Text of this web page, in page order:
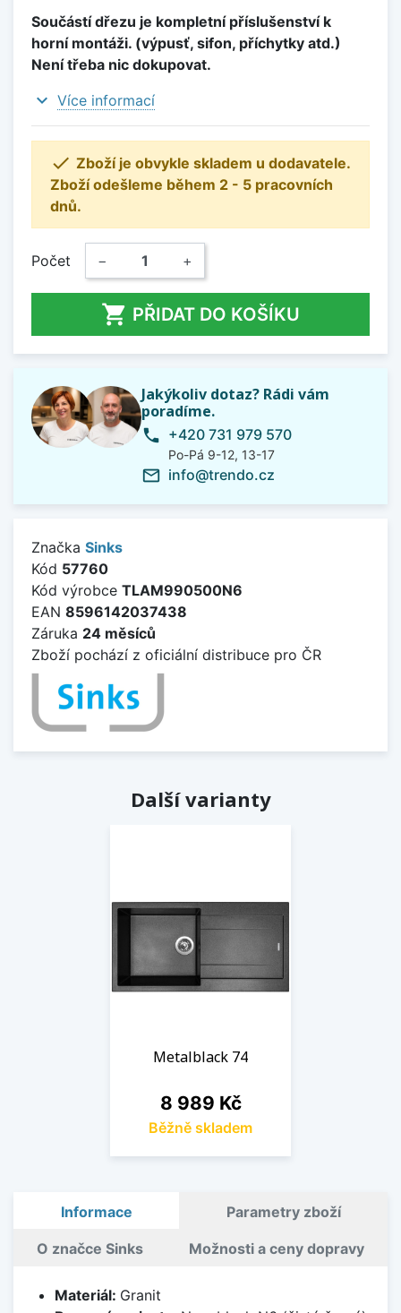
Součástí dřezu je kompletní příslušenství k
horní montáži. (výpusť, sifon, příchytky atd.)
Není třeba nic dokupovat.
expand_more Více informací
 Zboží je obvykle skladem u dodavatele.
Zboží odešleme během 2 - 5 pracovních
dnů.
Počet − +
 PŘIDAT DO KOŠÍKU
Jakýkoliv dotaz? Rádi vám
poradíme.
phone +420 731 979 570
Po-Pá 9-12, 13-17
mail_outline info@trendo.cz
Značka Sinks
Kód 57760
Kód výrobce TLAM990500N6
EAN 8596142037438
Záruka 24 měsíců
Zboží pochází z oficiální distribuce pro ČR
Další varianty
Metalblack 74
Cena
8 989 Kč
Běžně skladem
Informace Parametry zboží
O značce Sinks Možnosti a ceny dopravy
Materiál: Granit